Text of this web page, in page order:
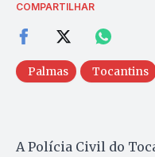
COMPARTILHAR
Palmas Tocantins
A Polícia Civil do